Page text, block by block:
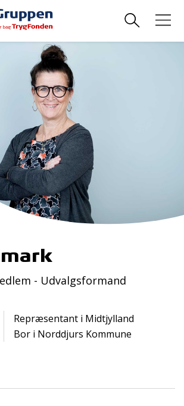
- Udvalgsformand
Repræsentant i Midtjylland
Bor i Norddjurs Kommune